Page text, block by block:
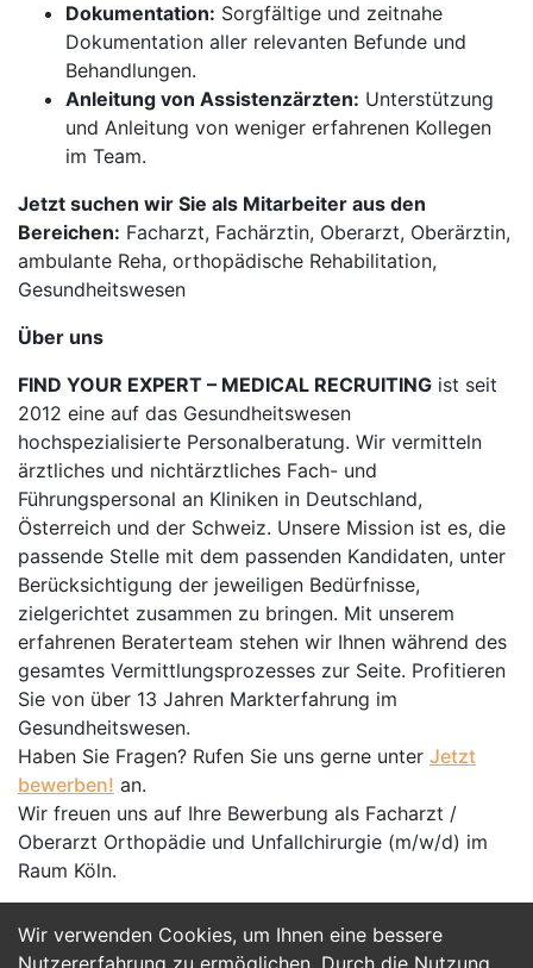
Wir verwenden Cookies, um Ihnen eine bessere
Nutzererfahrung zu ermöglichen. Durch die Nutzung
Dokumentation: Sorgfältige und zeitnahe
Dokumentation aller relevanten Befunde und
Behandlungen.
Anleitung von Assistenzärzten: Unterstützung
und Anleitung von weniger erfahrenen Kollegen
im Team.
Jetzt suchen wir Sie als Mitarbeiter aus den
Bereichen: Facharzt, Fachärztin, Oberarzt, Oberärztin,
ambulante Reha, orthopädische Rehabilitation,
Gesundheitswesen
Über uns
FIND YOUR EXPERT – MEDICAL RECRUITING ist seit
2012 eine auf das Gesundheitswesen
hochspezialisierte Personalberatung. Wir vermitteln
ärztliches und nichtärztliches Fach- und
Führungspersonal an Kliniken in Deutschland,
Österreich und der Schweiz. Unsere Mission ist es, die
passende Stelle mit dem passenden Kandidaten, unter
Berücksichtigung der jeweiligen Bedürfnisse,
zielgerichtet zusammen zu bringen. Mit unserem
erfahrenen Beraterteam stehen wir Ihnen während des
gesamtes Vermittlungsprozesses zur Seite. Profitieren
Sie von über 13 Jahren Markterfahrung im
Gesundheitswesen.
Haben Sie Fragen? Rufen Sie uns gerne unter Jetzt
bewerben! an.
Wir freuen uns auf Ihre Bewerbung als Facharzt /
Oberarzt Orthopädie und Unfallchirurgie (m/w/d) im
Raum Köln.
Jetzt Bewerben